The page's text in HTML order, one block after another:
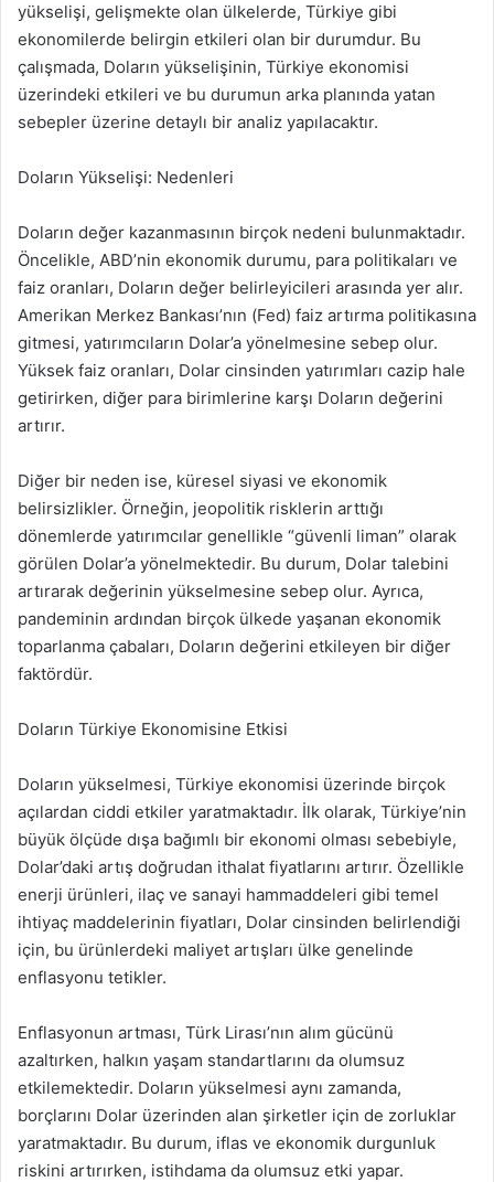
yükselişi, gelişmekte olan ülkelerde, Türkiye gibi
ekonomilerde belirgin etkileri olan bir durumdur. Bu
çalışmada, Doların yükselişinin, Türkiye ekonomisi
üzerindeki etkileri ve bu durumun arka planında yatan
sebepler üzerine detaylı bir analiz yapılacaktır.
Doların Yükselişi: Nedenleri
Doların değer kazanmasının birçok nedeni bulunmaktadır.
Öncelikle, ABD’nin ekonomik durumu, para politikaları ve
faiz oranları, Doların değer belirleyicileri arasında yer alır.
Amerikan Merkez Bankası’nın (Fed) faiz artırma politikasına
gitmesi, yatırımcıların Dolar’a yönelmesine sebep olur.
Yüksek faiz oranları, Dolar cinsinden yatırımları cazip hale
getirirken, diğer para birimlerine karşı Doların değerini
artırır.
Diğer bir neden ise, küresel siyasi ve ekonomik
belirsizlikler. Örneğin, jeopolitik risklerin arttığı
dönemlerde yatırımcılar genellikle “güvenli liman” olarak
görülen Dolar’a yönelmektedir. Bu durum, Dolar talebini
artırarak değerinin yükselmesine sebep olur. Ayrıca,
pandeminin ardından birçok ülkede yaşanan ekonomik
toparlanma çabaları, Doların değerini etkileyen bir diğer
faktördür.
Doların Türkiye Ekonomisine Etkisi
Doların yükselmesi, Türkiye ekonomisi üzerinde birçok
açılardan ciddi etkiler yaratmaktadır. İlk olarak, Türkiye’nin
büyük ölçüde dışa bağımlı bir ekonomi olması sebebiyle,
Dolar’daki artış doğrudan ithalat fiyatlarını artırır. Özellikle
enerji ürünleri, ilaç ve sanayi hammaddeleri gibi temel
ihtiyaç maddelerinin fiyatları, Dolar cinsinden belirlendiği
için, bu ürünlerdeki maliyet artışları ülke genelinde
enflasyonu tetikler.
Enflasyonun artması, Türk Lirası’nın alım gücünü
azaltırken, halkın yaşam standartlarını da olumsuz
etkilemektedir. Doların yükselmesi aynı zamanda,
borçlarını Dolar üzerinden alan şirketler için de zorluklar
yaratmaktadır. Bu durum, iflas ve ekonomik durgunluk
riskini artırırken, istihdama da olumsuz etki yapar.